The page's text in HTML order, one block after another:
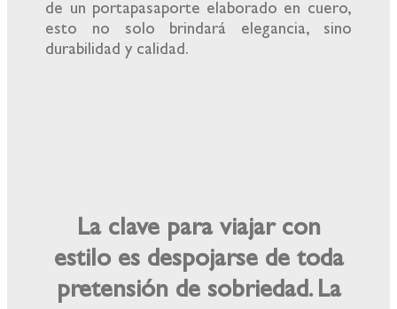
de un portapasaporte elaborado en cuero,
esto no solo brindará elegancia, sino
durabilidad y calidad.
La clave para viajar con
estilo es despojarse de toda
pretensión de sobriedad. La